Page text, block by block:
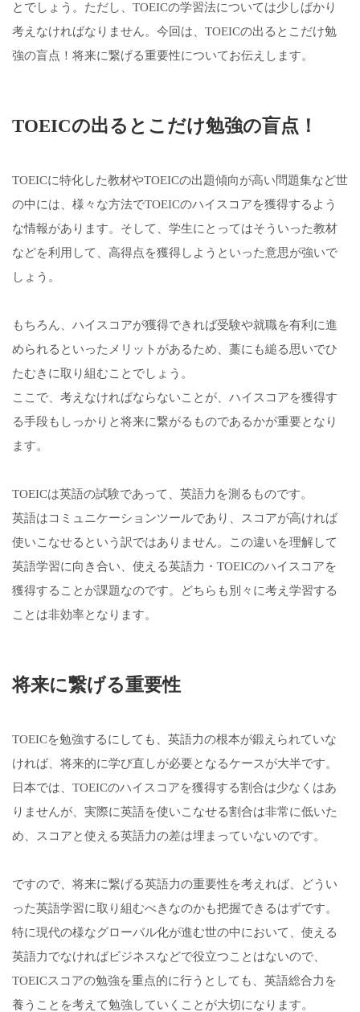
とでしょう。ただし、TOEICの学習法については少しばかり
考えなければなりません。今回は、TOEICの出るとこだけ勉
強の盲点！将来に繋げる重要性についてお伝えします。
TOEICの出るとこだけ勉強の盲点！
TOEICに特化した教材やTOEICの出題傾向が高い問題集など世
の中には、様々な方法でTOEICのハイスコアを獲得するよう
な情報があります。そして、学生にとってはそういった教材
などを利用して、高得点を獲得しようといった意思が強いで
しょう。
もちろん、ハイスコアが獲得できれば受験や就職を有利に進
められるといったメリットがあるため、藁にも縋る思いでひ
たむきに取り組むことでしょう。
ここで、考えなければならないことが、ハイスコアを獲得す
る手段もしっかりと将来に繋がるものであるかが重要となり
ます。
TOEICは英語の試験であって、英語力を測るものです。
英語はコミュニケーションツールであり、スコアが高ければ
使いこなせるという訳ではありません。この違いを理解して
英語学習に向き合い、使える英語力・TOEICのハイスコアを
獲得することが課題なのです。どちらも別々に考え学習する
ことは非効率となります。
将来に繋げる重要性
TOEICを勉強するにしても、英語力の根本が鍛えられていな
ければ、将来的に学び直しが必要となるケースが大半です。
日本では、TOEICのハイスコアを獲得する割合は少なくはあ
りませんが、実際に英語を使いこなせる割合は非常に低いた
め、スコアと使える英語力の差は埋まっていないのです。
ですので、将来に繋げる英語力の重要性を考えれば、どうい
った英語学習に取り組むべきなのかも把握できるはずです。
特に現代の様なグローバル化が進む世の中において、使える
英語力でなければビジネスなどで役立つことはないので、
TOEICスコアの勉強を重点的に行うとしても、英語総合力を
養うことを考えて勉強していくことが大切になります。